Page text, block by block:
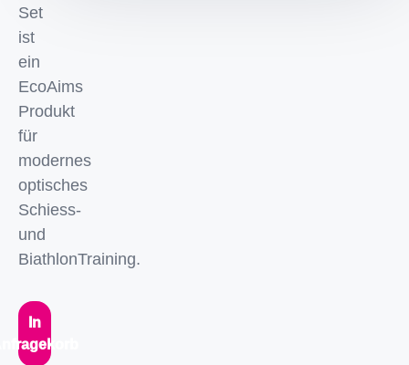
Set
ist
ein
EcoAims
Produkt
für
modernes
optisches
Schiess-
und
BiathlonTraining.
In